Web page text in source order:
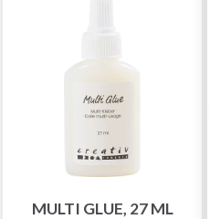
MULTI GLUE, 27 ML